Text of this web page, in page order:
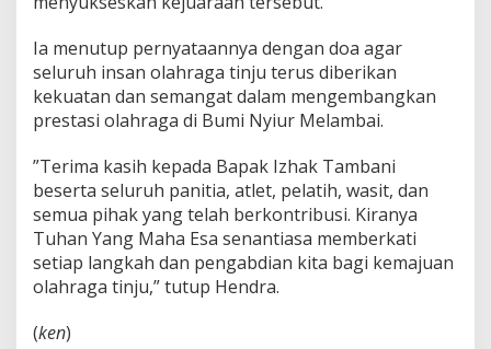
B
a
y
n
g
a
r
a
Ia menutup pernyataannya dengan doa agar
seluruh insan olahraga tinju terus diberikan
kekuatan dan semangat dalam mengembangkan
prestasi olahraga di Bumi Nyiur Melambai.
‎”Terima kasih kepada Bapak Izhak Tambani
beserta seluruh panitia, atlet, pelatih, wasit, dan
semua pihak yang telah berkontribusi. Kiranya
Tuhan Yang Maha Esa senantiasa memberkati
setiap langkah dan pengabdian kita bagi kemajuan
olahraga tinju,” tutup Hendra.
‎(ken)